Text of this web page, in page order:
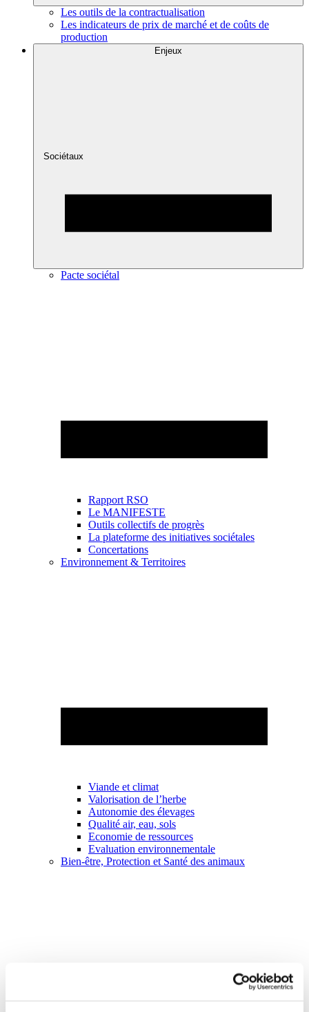
Les outils de la contractualisation
Les indicateurs de prix de marché et de coûts de
production
Enjeux
Sociétaux
Pacte sociétal
Rapport RSO
Le MANIFESTE
Outils collectifs de progrès
La plateforme des initiatives sociétales
Concertations
Environnement & Territoires
Viande et climat
Valorisation de l’herbe
Autonomie des élevages
Qualité air, eau, sols
Economie de ressources
Evaluation environnementale
Bien-être, Protection et Santé des animaux